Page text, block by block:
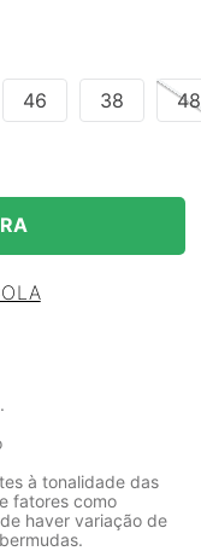
46 38 48
à tonalidade das
fatores como
haver variação de